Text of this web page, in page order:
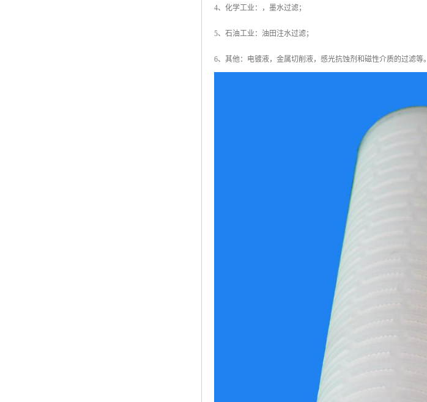
4、化学工业：，墨水过滤；
5、石油工业：油田注水过滤；
6、其他：电镀液，金属切削液，感光抗蚀剂和磁性介质的过滤等。